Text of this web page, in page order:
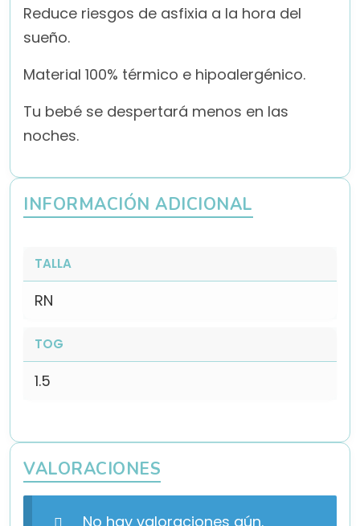
Reduce riesgos de asfixia a la hora del
sueño.
Material 100% térmico e hipoalergénico.
Tu bebé se despertará menos en las
noches.
INFORMACIÓN ADICIONAL
TALLA
RN
TOG
1.5
VALORACIONES
No hay valoraciones aún.